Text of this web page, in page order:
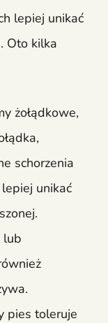
lepiej unikać
Oto kilka
żołądkowe,
schorzenia
unikać
lub
pies toleruje